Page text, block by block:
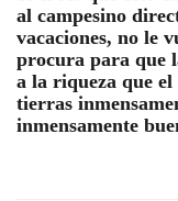
al campesino
vacaciones, no le
procura para que
a la riqueza que
tierras
inmensamente